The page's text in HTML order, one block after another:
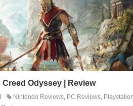
Creed Odyssey | Review
Nintendo Reviews PC Reviews Playstation